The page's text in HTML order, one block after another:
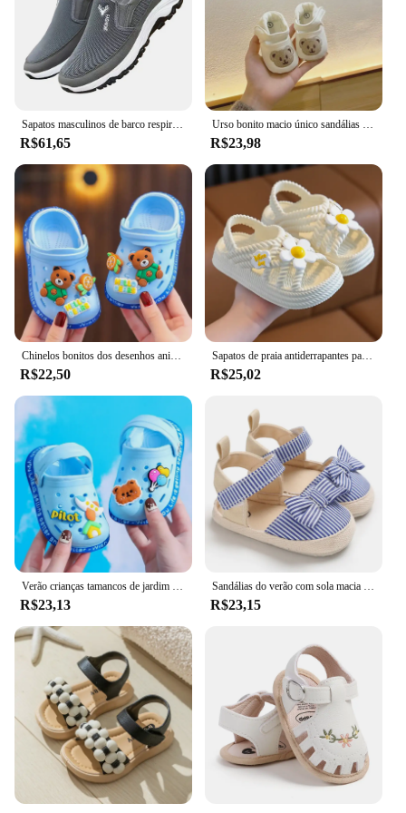
R$61,65 R$23,98
R$22,50
Sapatos de praia antiderrapantes para crianças, sandálias de sola macia, baby sandals, banheiro, casa, meninos, meninas, verão, novo, 2022
R$25,02
Verão crianças tamancos de jardim sapatos meninos e meninas sandália de praia crianças leve respirável bonito dos desenhos animados deslizamento chinelos do bebê
R$23,13
Sandálias do verão com sola macia para o bebê, sapatas confortáveis e leves, sapatas da lona com arco
R$23,15